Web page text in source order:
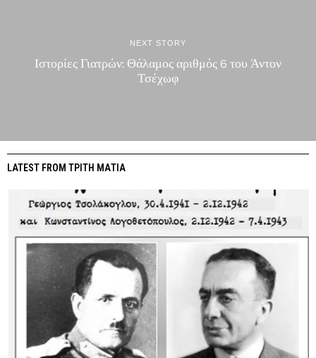
NEXT STORY
Ιστορίες Γιατρών: Θάλαμος αριθμός 6 του Άντον
Τσέχωφ
LATEST FROM ΤΡΙΤΗ ΜΑΤΙΑ